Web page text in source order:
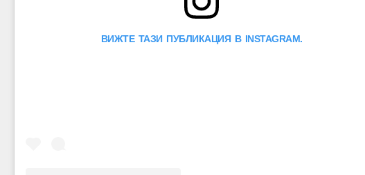
ВИЖТЕ ТАЗИ ПУБЛИКАЦИЯ В INSTAGRAM.